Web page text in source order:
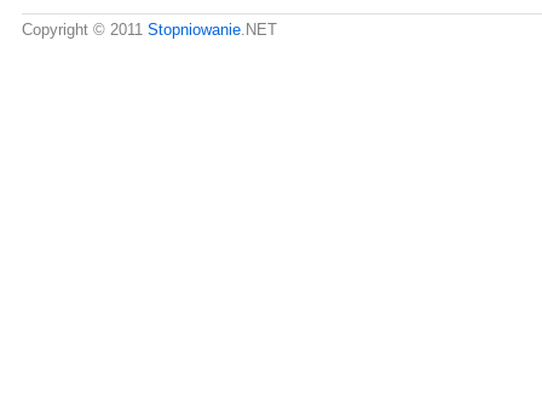
Copyright © 2011 Stopniowanie.NET